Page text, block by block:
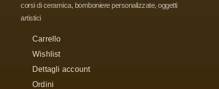
corsi di ceramica, bomboniere personalizzate, oggetti
artistici
Carrello
Wishlist
Dettagli account
Ordini